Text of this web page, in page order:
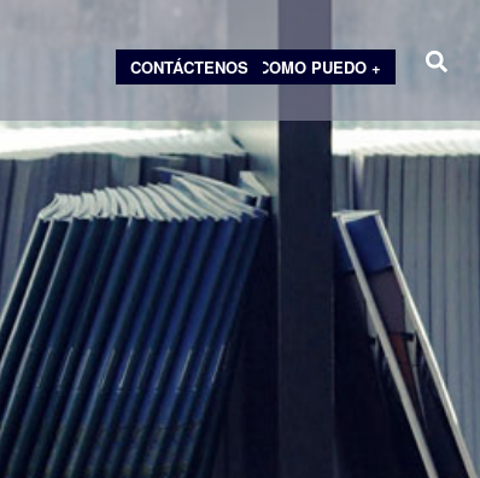
COMO PUEDO +
CONTÁCTENOS